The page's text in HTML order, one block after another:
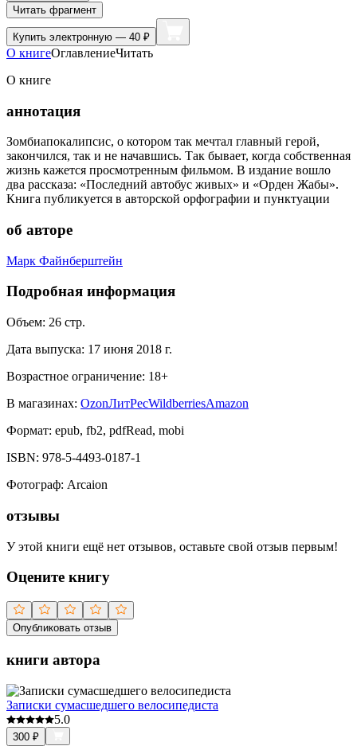
Читать фрагмент
Купить электронную — 40 ₽
О книгеОглавлениеЧитать
О книге
аннотация
Зомбиапокалипсис, о котором так мечтал главный герой,
закончился, так и не начавшись. Так бывает, когда собственная
жизнь кажется просмотренным фильмом. В издание вошло
два рассказа: «Последний автобус живых» и «Орден Жабы».
Книга публикуется в авторской орфографии и пунктуации
об авторе
Марк Файнберштейн
Подробная информация
Объем: 26 стр.
Дата выпуска: 17 июня 2018 г.
Возрастное ограничение: 18+
В магазинах: OzonЛитРесWildberriesAmazon
Формат: epub, fb2, pdfRead, mobi
ISBN: 978-5-4493-0187-1
Фотограф: Arcaion
отзывы
У этой книги ещё нет отзывов, оставьте свой отзыв первым!
Оцените книгу
Опубликовать отзыв
книги автора
Записки сумасшедшего велосипедиста
5.0
300 ₽